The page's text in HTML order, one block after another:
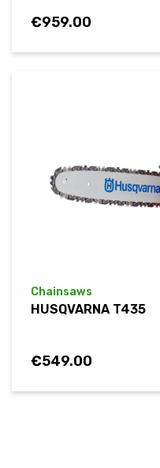
€959.00
Chainsaws
HUSQVARNA T435
€549.00